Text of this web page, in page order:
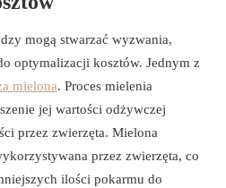
mogą stwarzać wyzwania,
optymalizacji kosztów. Jednym z
mielona. Proces mielenia
jej wartości odżywczej
przez zwierzęta. Mielona
przez zwierzęta, co
ilości pokarmu do